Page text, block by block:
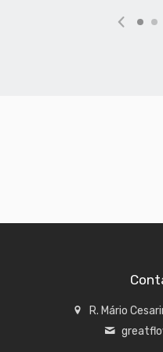
R. Mário